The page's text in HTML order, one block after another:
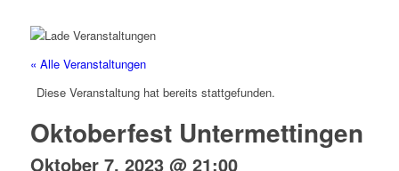
« Alle Veranstaltungen
Diese Veranstaltung hat bereits stattgefunden.
Oktoberfest Untermettingen
Oktober 7, 2023 @ 21:00